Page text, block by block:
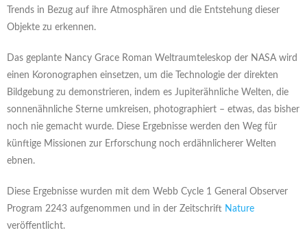
Trends in Bezug auf ihre Atmosphären und die Entstehung dieser
Objekte zu erkennen.
Das geplante Nancy Grace Roman Weltraumteleskop der NASA wird
einen Koronographen einsetzen, um die Technologie der direkten
Bildgebung zu demonstrieren, indem es Jupiterähnliche Welten, die
sonnenähnliche Sterne umkreisen, photographiert – etwas, das bisher
noch nie gemacht wurde. Diese Ergebnisse werden den Weg für
künftige Missionen zur Erforschung noch erdähnlicherer Welten
ebnen.
Diese Ergebnisse wurden mit dem Webb Cycle 1 General Observer
Program 2243 aufgenommen und in der Zeitschrift Nature
veröffentlicht.